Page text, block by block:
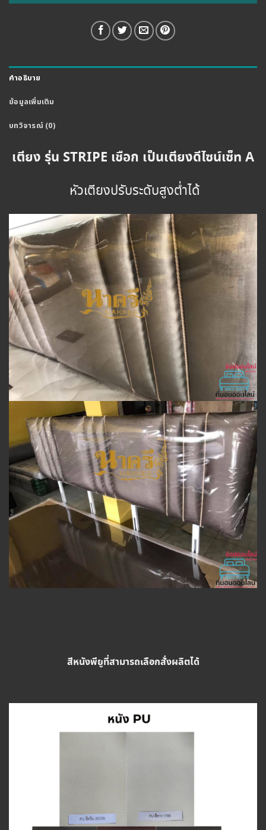
คำอธิบาย
ข้อมูลเพิ่มเติม
บทวิจารณ์ (0)
เตียง รุ่น STRIPE เชือก เป็นเตียงดีไซน์เซ็ท A
หัวเตียงปรับระดับสูงต่ำได้
สีหนังพียูที่สามารถเลือกสั่งผลิตได้